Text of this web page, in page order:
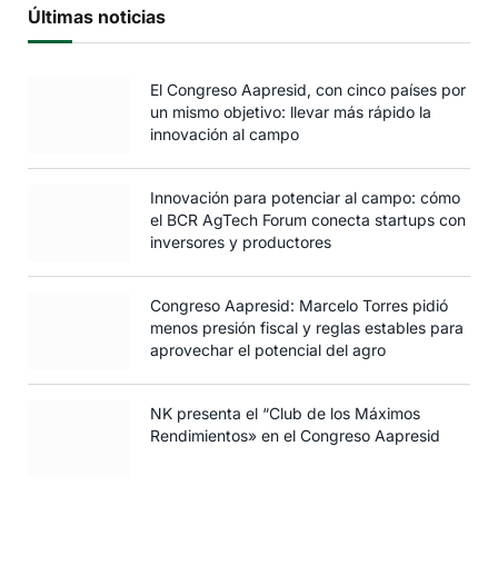
Últimas noticias
El Congreso Aapresid, con cinco países por
un mismo objetivo: llevar más rápido la
innovación al campo
Innovación para potenciar al campo: cómo
el BCR AgTech Forum conecta startups con
inversores y productores
Congreso Aapresid: Marcelo Torres pidió
menos presión fiscal y reglas estables para
aprovechar el potencial del agro
NK presenta el “Club de los Máximos
Rendimientos» en el Congreso Aapresid